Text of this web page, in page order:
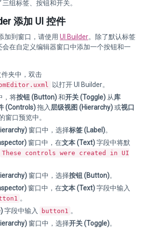
组标签、按钮和开关。
添加 UI 控件
加到窗口，请使用 UI Builder。除了默认标签
会在自定义编辑器窗口中添加一个按钮和一
件夹中，双击
以打开 UI Builder。
，将按钮 (Button)和开关 (Toggle) 从库
(Controls)拖入 层级视图 (Hierarchy)或视口
窗口预览中。
窗口中，选择标签 (Label)。
窗口中，在文本 (Text)字段中将默
These controls were created in UI
窗口中，选择按钮 (Button)。
窗口中，在文本 (Text)字段中输入
。
字段中输入 button1 。
窗口中，选择开关 (Toggle)。